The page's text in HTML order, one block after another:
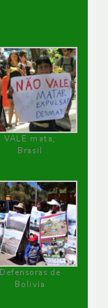
VALE mata,
Brasil
Defensoras de
Bolivia